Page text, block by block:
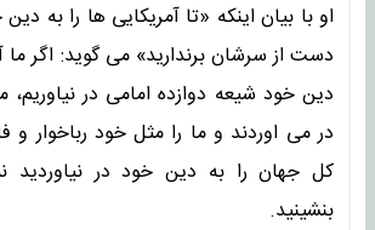
او با بیان اینکه «تا آمریکایی ها را به
دست از سرشان برندارید» می گوید: اگر ما
دین خود شیعه دوازده امامی در نیاوریم،
در می اوردند و ما را مثل خود رباخوار و
کل جهان را به دین خود در نیاوردید
بنشینید.